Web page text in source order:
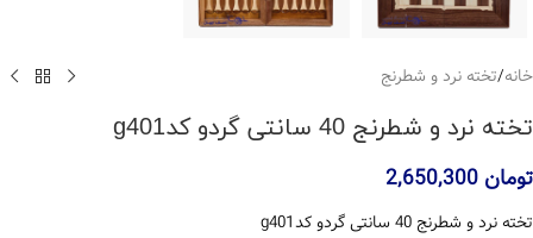
خانه/تخته نرد و شطرنج
تخته نرد و شطرنج 40 سانتی گردو کدg401
تومان
تخته نرد و شطرنج 40 سانتی گردو کدg401